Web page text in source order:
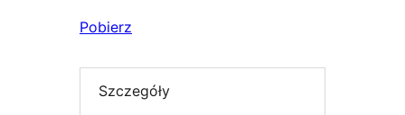
Pobierz
Szczegóły